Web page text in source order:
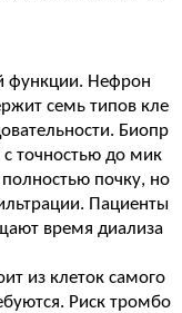
функции. Нефрон
семь типов кле
Биопр
с точностью до мик
почку, но
Пациенты
время диализа
из клеток самого
Риск тромбо